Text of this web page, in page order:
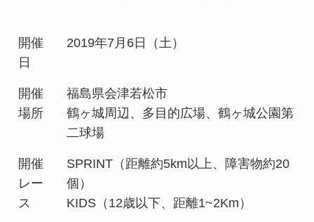
開催
日
2019年7月6日（土）
開催
場所
福島県会津若松市
鶴ヶ城周辺、多目的広場、鶴ヶ城公園第
二球場
開催
レー
ス
SPRINT（距離約5km以上、障害物約20
個）
KIDS（12歳以下、距離1~2Km）